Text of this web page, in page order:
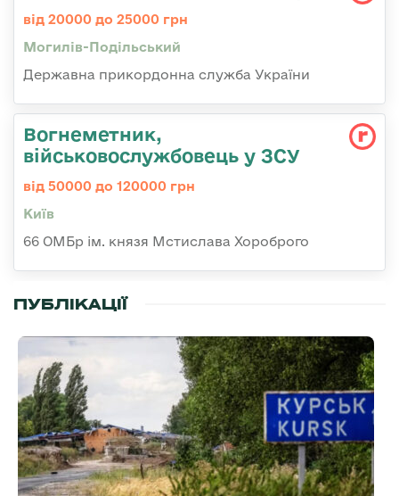
від 20000 до 25000 грн
Могилів-Подільський
Державна прикордонна служба України
Вогнеметник,
військовослужбовець у ЗСУ
від 50000 до 120000 грн
Київ
66 ОМБр ім. князя Мстислава Хороброго
ПУБЛІКАЦІЇ